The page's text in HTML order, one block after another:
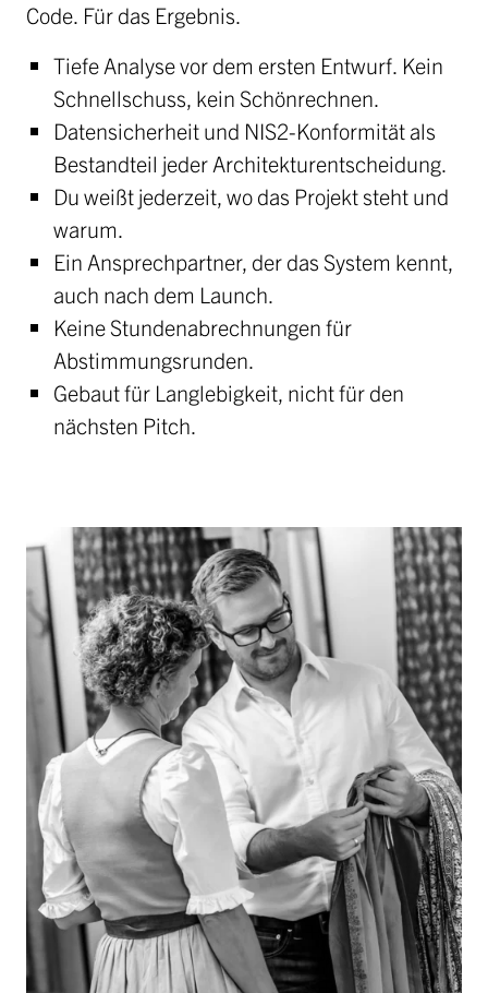
Code. Für das Ergebnis.
Tiefe Analyse vor dem ersten Entwurf. Kein
Schnellschuss, kein Schönrechnen.
Datensicherheit und NIS2-Konformität als
Bestandteil jeder Architekturentscheidung.
Du weißt jederzeit, wo das Projekt steht und
warum.
Ein Ansprechpartner, der das System kennt,
auch nach dem Launch.
Keine Stundenabrechnungen für
Abstimmungsrunden.
Gebaut für Langlebigkeit, nicht für den
nächsten Pitch.